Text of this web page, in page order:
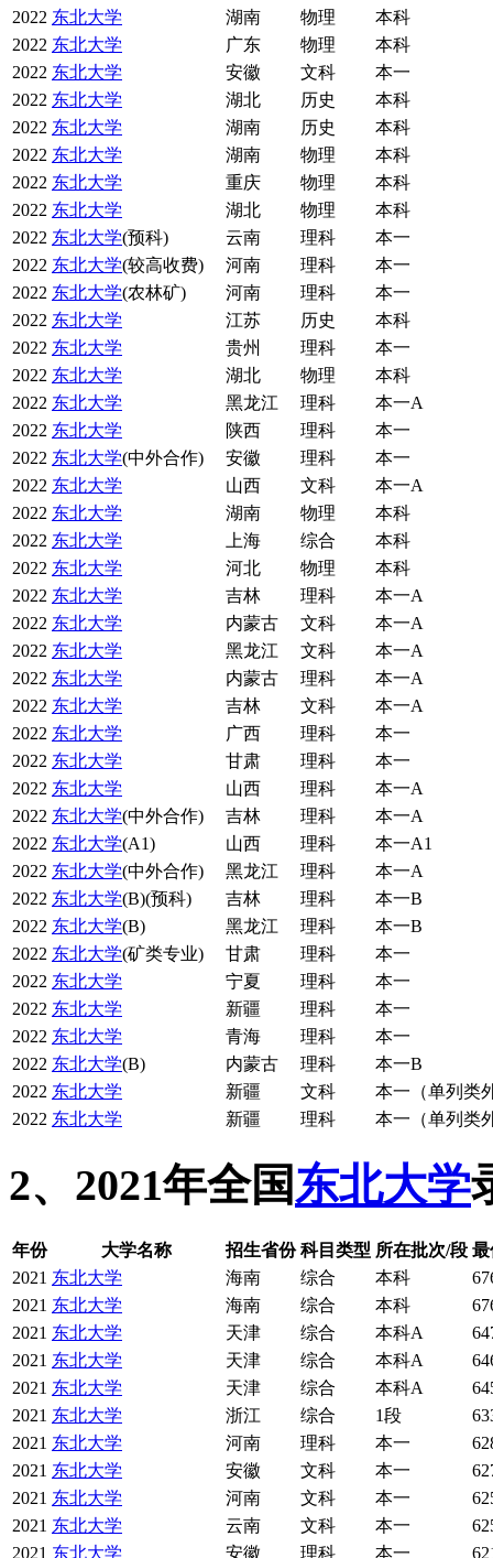
2022 东北大学 湖南 物理
本科
2022 东北大学 广东 物理
本科
2022 东北大学 安徽 文科
本一
2022 东北大学 湖北 历史
本科
2022 东北大学 湖南 历史
本科
2022 东北大学 湖南 物理
本科
2022 东北大学 重庆 物理
本科
2022 东北大学 湖北 物理
本科
2022 东北大学(预科) 云南 理科
本一
2022 东北大学(较高收费) 河南 理科
本一
2022 东北大学(农林矿) 河南 理科
本一
2022 东北大学 江苏 历史
本科
2022 东北大学 贵州 理科
本一
2022 东北大学 湖北 物理
本科
2022 东北大学 黑龙江 理科
本一A
2022 东北大学 陕西 理科
本一
2022 东北大学(中外合作) 安徽 理科
本一
2022 东北大学 山西 文科
本一A
2022 东北大学 湖南 物理
本科
2022 东北大学 上海 综合
本科
2022 东北大学 河北 物理
本科
2022 东北大学 吉林 理科
本一A
2022 东北大学 内蒙古 文科
本一A
2022 东北大学 黑龙江 文科
本一A
2022 东北大学 内蒙古 理科
本一A
2022 东北大学 吉林 文科
本一A
2022 东北大学 广西 理科
本一
2022 东北大学 甘肃 理科
本一
2022 东北大学 山西 理科
本一A
2022 东北大学(中外合作) 吉林 理科
本一A
2022 东北大学(A1) 山西 理科
本一A1
2022 东北大学(中外合作) 黑龙江 理科
本一A
2022 东北大学(B)(预科) 吉林 理科
本一B
2022 东北大学(B) 黑龙江 理科
本一B
2022 东北大学(矿类专业) 甘肃 理科
本一
2022 东北大学 宁夏 理科
本一
2022 东北大学 新疆 理科
本一
2022 东北大学 青海 理科
本一
2022 东北大学(B) 内蒙古 理科
本一B
2022 东北大学 新疆 文科
本一（单列类
2022 东北大学 新疆 理科 本一（单列类
2、2021年全国东北大学
年份 大学名称 招生省份 科目类型 所在批次/段 最
2021 东北大学 海南 综合 本科
2021 东北大学 海南 综合 本科
2021 东北大学 天津 综合 本科A
2021 东北大学 天津 综合 本科A
2021 东北大学 天津 综合 本科A
2021 东北大学 浙江 综合 1段
2021 东北大学 河南 理科 本一
2021 东北大学 安徽 文科 本一
2021 东北大学 河南 文科 本一
2021 东北大学 云南 文科 本一
2021 东北大学 安徽 理科 本一